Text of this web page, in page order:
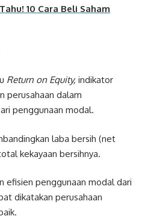
10 Cara Beli Saham
Return on Equity, indikator
perusahaan dalam
penggunaan modal.
laba bersih (net
kekayaan bersihnya.
efisien penggunaan modal dari
dikatakan perusahaan